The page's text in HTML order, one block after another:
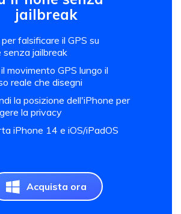
jailbreak
falsificare il GPS su
senza jailbreak
movimento GPS lungo il
reale che disegni
la posizione dell'iPhone per
la privacy
iPhone 14 e iOS/iPadOS
Acquista ora